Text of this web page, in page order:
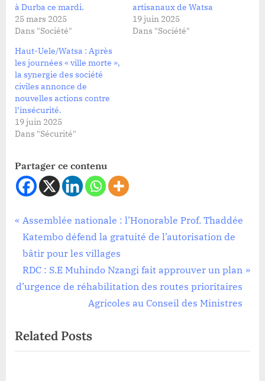
à Durba ce mardi.
25 mars 2025
Dans "Société"
artisanaux de Watsa
19 juin 2025
Dans "Société"
Haut-Uele/Watsa : Après
les journées « ville morte »,
la synergie des société
civiles annonce de
nouvelles actions contre
l’insécurité.
19 juin 2025
Dans "Sécurité"
Partager ce contenu
Société
Navigation
de
l’article
P
r
e
v
i
s
P
Assemblée nationale : l’Honorable Prof. Thaddée
Katembo défend la gratuité de l’autorisation de
bâtir pour les villages
N
e
P
o
RDC : S.E Muhindo Nzangi fait approuver un plan
d’urgence de réhabilitation des routes prioritaires
Agricoles au Conseil des Ministres
Related Posts